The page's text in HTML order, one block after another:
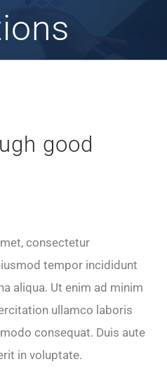
good
consectetur
tempor incididunt
aliqua. Ut enim ad minim
ullamco laboris
consequat. Duis aute
in voluptate.